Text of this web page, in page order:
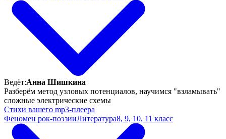
Ведёт:Анна Шишкина
Разберём метод узловых потенциалов, научимся "взламывать"
сложные электрические схемы
Стихи вашего mp3-плеера
Феномен рок-поэзииЛитература8, 9, 10, 11 класс